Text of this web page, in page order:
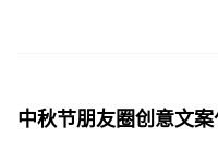
中秋节朋友圈创意文